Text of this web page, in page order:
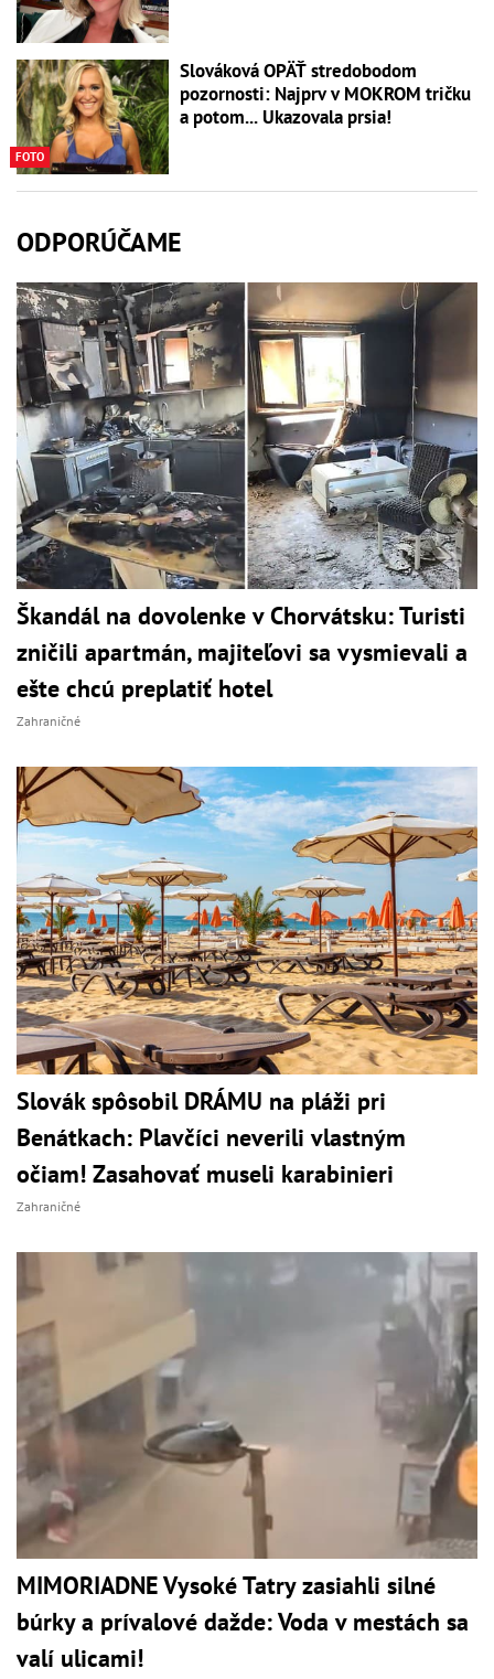
FOTO
Slováková OPÄŤ stredobodom
pozornosti: Najprv v MOKROM tričku
a potom... Ukazovala prsia!
ODPORÚČAME
Škandál na dovolenke v Chorvátsku: Turisti
zničili apartmán, majiteľovi sa vysmievali a
ešte chcú preplatiť hotel
Zahraničné
Slovák spôsobil DRÁMU na pláži pri
Benátkach: Plavčíci neverili vlastným
očiam! Zasahovať museli karabinieri
Zahraničné
MIMORIADNE Vysoké Tatry zasiahli silné
búrky a prívalové dažde: Voda v mestách sa
valí ulicami!